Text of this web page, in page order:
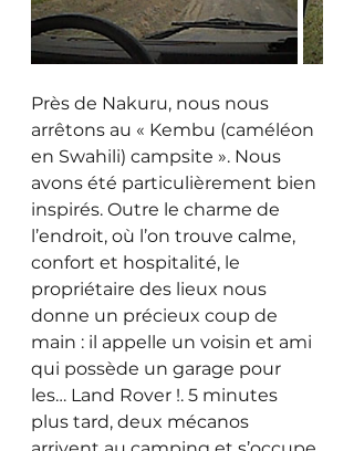
Près de Nakuru, nous nous
arrêtons au « Kembu (caméléon
en Swahili) campsite ». Nous
avons été particulièrement bien
inspirés. Outre le charme de
l’endroit, où l’on trouve calme,
confort et hospitalité, le
propriétaire des lieux nous
donne un précieux coup de
main : il appelle un voisin et ami
qui possède un garage pour
les… Land Rover !. 5 minutes
plus tard, deux mécanos